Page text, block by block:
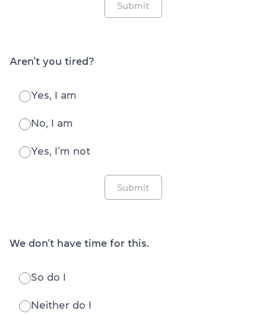
Submit
Aren’t you tired?
Yes, I am
No, I am
Yes, I’m not
Submit
We don’t have time for this.
So do I
Neither do I